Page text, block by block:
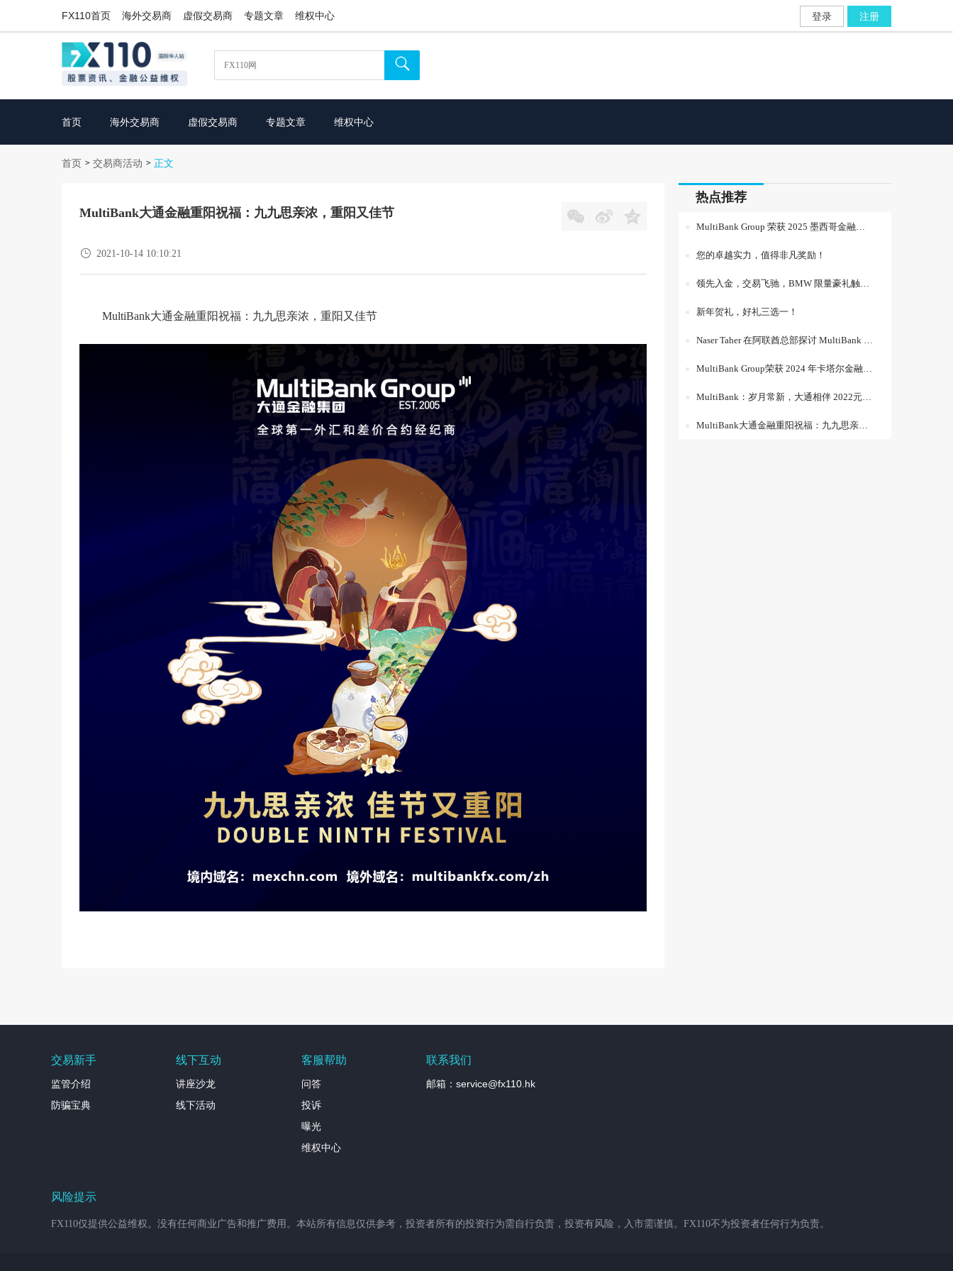
FX110首页 海外交易商 虚假交易商 专题文章 维权中心 登录 注册

首页 海外交易商 虚假交易商 专题文章 维权中心
首页 > 交易商活动 > 正文
MultiBank大通金融重阳祝福：九九思亲浓，重阳又佳节   
 2021-10-14 10:10:21
MultiBank大通金融重阳祝福：九九思亲浓，重阳又佳节
热点推荐
MultiBank Group 荣获 2025 墨西哥金融博览会“最佳客户资金保护”与“最佳社群交易解决方案”大奖
您的卓越实力，值得非凡奖励！
领先入金，交易飞驰，BMW 限量豪礼触手可及！
新年贺礼，好礼三选一！
Naser Taher 在阿联酋总部探讨 MultiBank Group 的全球扩展计划
MultiBank Group荣获 2024 年卡塔尔金融展 “最佳全球金融机构” 奖
MultiBank：岁月常新，大通相伴 2022元旦快乐！
MultiBank大通金融重阳祝福：九九思亲浓，重阳又佳节
交易新手
监管介绍
防骗宝典
线下互动
讲座沙龙
线下活动
客服帮助
问答
投诉
曝光
维权中心
联系我们
邮箱：service@fx110.hk
风险提示
FX110仅提供公益维权。没有任何商业广告和推广费用。本站所有信息仅供参考，投资者所有的投资行为需自行负责，投资有风险，入市需谨慎。FX110不为投资者任何行为负责。